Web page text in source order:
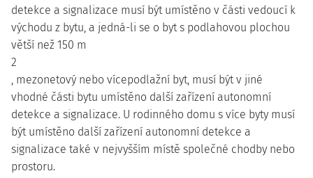
detekce a signalizace musí být umístěno v části vedoucí k
východu z bytu, a jedná-li se o byt s podlahovou plochou
větší než 150 m
2
, mezonetový nebo vícepodlažní byt, musí být v jiné
vhodné části bytu umístěno další zařízení autonomní
detekce a signalizace. U rodinného domu s více byty musí
být umístěno další zařízení autonomní detekce a
signalizace také v nejvyšším místě společné chodby nebo
prostoru.